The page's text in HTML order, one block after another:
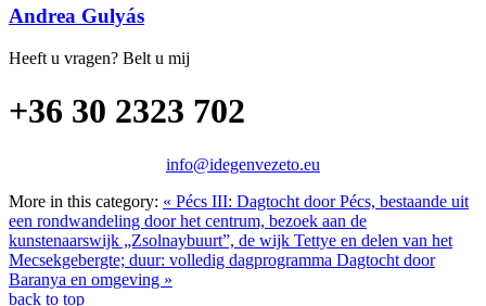
Andrea Gulyás
Heeft u vragen? Belt u mij
+36 30 2323 702
info@idegenvezeto.eu
More in this category: « Pécs III: Dagtocht door Pécs, bestaande uit
een rondwandeling door het centrum, bezoek aan de
kunstenaarswijk „Zsolnaybuurt”, de wijk Tettye en delen van het
Mecsekgebergte; duur: volledig dagprogramma Dagtocht door
Baranya en omgeving »
back to top